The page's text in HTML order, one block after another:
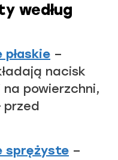
według
płaskie –
nacisk
powierzchni,
przed
sprężyste –